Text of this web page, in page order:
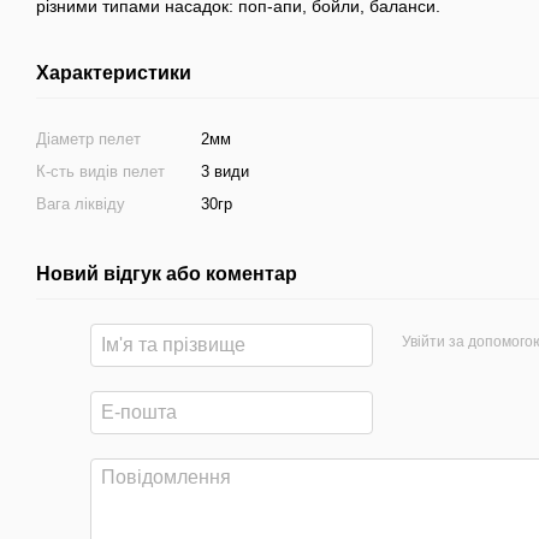
різними типами насадок: поп-апи, бойли, баланси.
Характеристики
Діаметр пелет
2мм
К-сть видів пелет
3 види
Вага ліквіду
30гр
Новий відгук або коментар
Увійти за